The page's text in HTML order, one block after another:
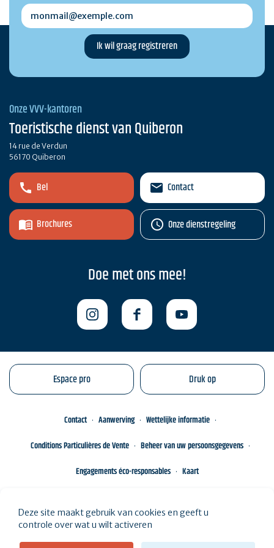
monmail@exemple.com
Onze VVV-kantoren
Toeristische dienst van Quiberon
14 rue de Verdun
56170 Quiberon
Bel
Brochures
Contact
Onze dienstregeling
Doe met ons mee!
Espace pro Druk op
Contact Aanwerving
Wettelijke informatie
Conditions Particulières de Vente
Beheer van uw persoonsgegevens
Engagements éco-responsables
Kaart
Deze site maakt gebruik van cookies en geeft u
controle over wat u wilt activeren